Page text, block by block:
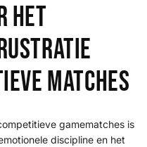
het
matches
gamematches is
discipline en het